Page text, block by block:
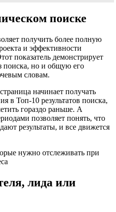
поиске
получить более полную
и эффективности
показатель демонстрирует
поиска, но и общую его
словам.
начинает получать
в Топ-10 результатов поиска,
гораздо раньше. А
позволяет понять, что
результаты, и все движется
лида или